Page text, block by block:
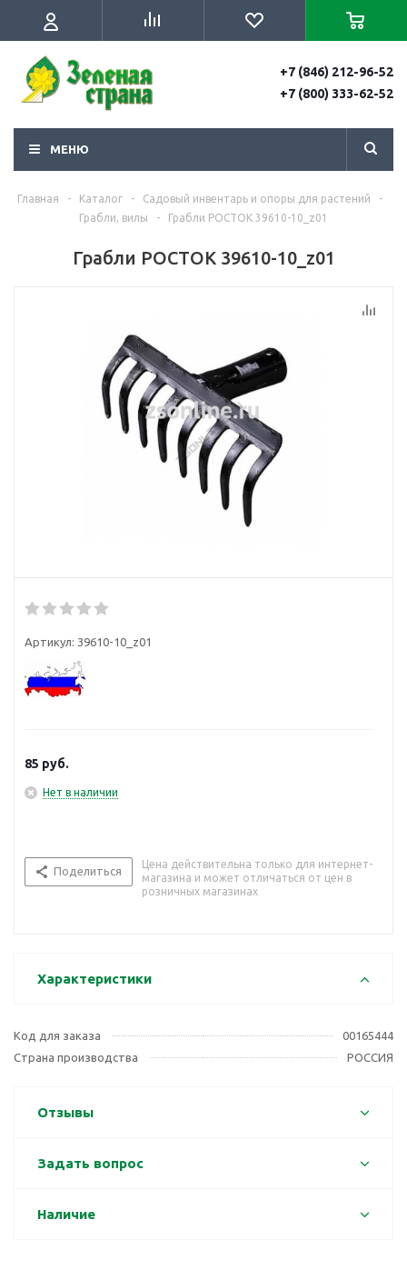
+7 (846) 212-96-52
+7 (800) 333-62-52
МЕНЮ
Главная - Каталог - Садовый инвентарь и опоры для растений
-
Грабли, вилы
- Грабли РОСТОК 39610-10_z01
Грабли РОСТОК 39610-10_z01
Артикул: 39610-10_z01
85 руб.
Нет в наличии
Поделиться
Цена действительна только для интернет-
магазина и может отличаться от цен в
розничных магазинах
Характеристики
Код для заказа
00165444
Страна производства
РОССИЯ
Отзывы
Задать вопрос
Наличие